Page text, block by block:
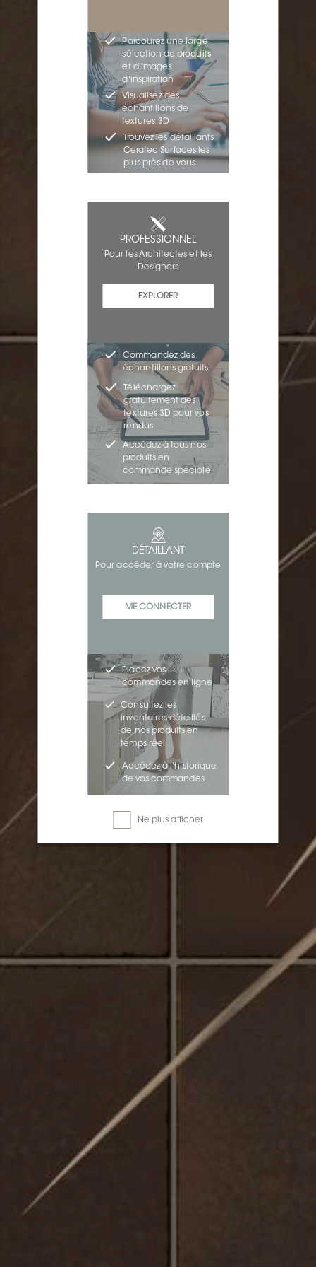
Parcourez une large
sélection de produits
et d'images
d'inspiration
Visualisez des
échantillons de
textures 3D
Trouvez les détaillants
Ceratec Surfaces les
plus près de vous
PROFESSIONNEL
Pour les Architectes et les
Designers
EXPLORER
Commandez des
échantillons gratuits
Téléchargez
gratuitement des
textures 3D pour vos
rendus
Accédez à tous nos
produits en
commande spéciale
DÉTAILLANT
Pour accéder à votre compte
ME CONNECTER
Placez vos
commandes en ligne
Consultez les
inventaires détaillés
de nos produits en
temps réel
Accédez à l'historique
de vos commandes
Ne plus afficher